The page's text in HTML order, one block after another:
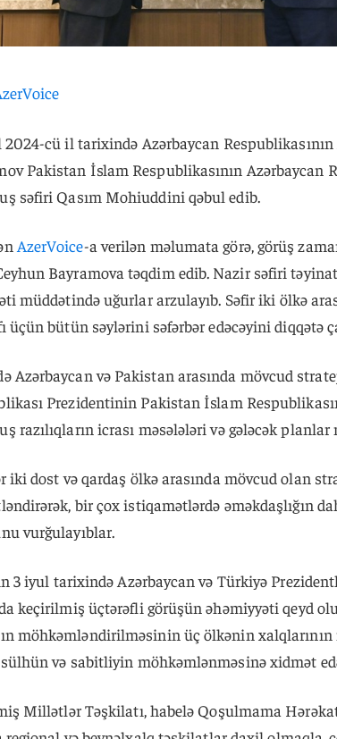
cü il tarixində Azərbaycan
Pakistan İslam Respublikasının Azərbaycan
səfiri Qasım Mohiuddini qəbul edib.
AzerVoice-a verilən məlumata görə, görüş
Bayramova təqdim edib. Nazir səfiri
müddətində uğurlar arzulayıb. Səfir iki ölkə
üçün bütün səylərini səfərbər edəcəyini diqqətə
Azərbaycan və Pakistan arasında mövcud
Prezidentinin Pakistan İslam
razılıqların icrası məsələləri və gələcək
iki dost və qardaş ölkə arasında mövcud olan
bir çox istiqamətlərdə əməkdaşlığın
vurğulayıblar.
3 iyul tarixində Azərbaycan və Türkiyə
keçirilmiş üçtərəfli görüşün əhəmiyyəti qeyd
möhkəmləndirilməsinin üç ölkənin xalqlarının
və sabitliyin möhkəmlənməsinə xidmət
Millətlər Təşkilatı, habelə Qoşulmama